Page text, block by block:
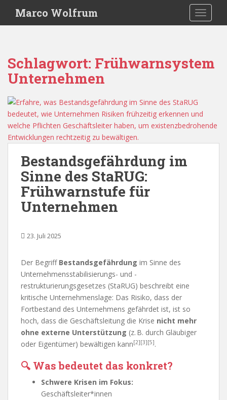
i
Marco Wolfrum
Schlagwort: Frühwarnsystem
Unternehmen
Bestandsgefährdung im
Sinne des StaRUG:
Frühwarnstufe für
Unternehmen
23. Juli 2025
Der Begriff Bestandsgefährdung im Sinne des
Unternehmensstabilisierungs- und -
restrukturierungsgesetzes (StaRUG) beschreibt eine
kritische Unternehmenslage: Das Risiko, dass der
Fortbestand des Unternehmens gefährdet ist, ist so
hoch, dass die Geschäftsleitung die Krise nicht mehr
ohne externe Unterstützung (z. B. durch Gläubiger
oder Eigentümer) bewältigen kann[2][3][5].
🔍 Was bedeutet das konkret?
Schwere Krisen im Fokus:
Geschäftsleiter*innen